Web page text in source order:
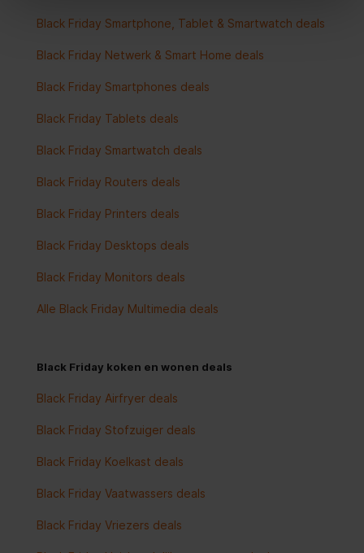
Black Friday Smartphone, Tablet & Smartwatch deals
Black Friday Netwerk & Smart Home deals
Black Friday Smartphones deals
Black Friday Tablets deals
Black Friday Smartwatch deals
Black Friday Routers deals
Black Friday Printers deals
Black Friday Desktops deals
Black Friday Monitors deals
Alle Black Friday Multimedia deals
Black Friday koken en wonen deals
Black Friday Airfryer deals
Black Friday Stofzuiger deals
Black Friday Koelkast deals
Black Friday Vaatwassers deals
Black Friday Vriezers deals